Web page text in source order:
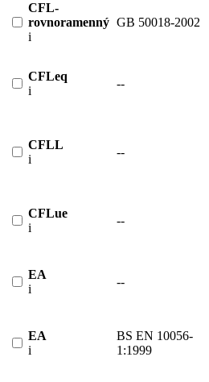
CFL-
rovnoramenný
i
GB 50018-2002
CFLeq
i
--
CFLL
i
--
CFLue
i
--
EA
i
--
EA
i
BS EN 10056-
1:1999